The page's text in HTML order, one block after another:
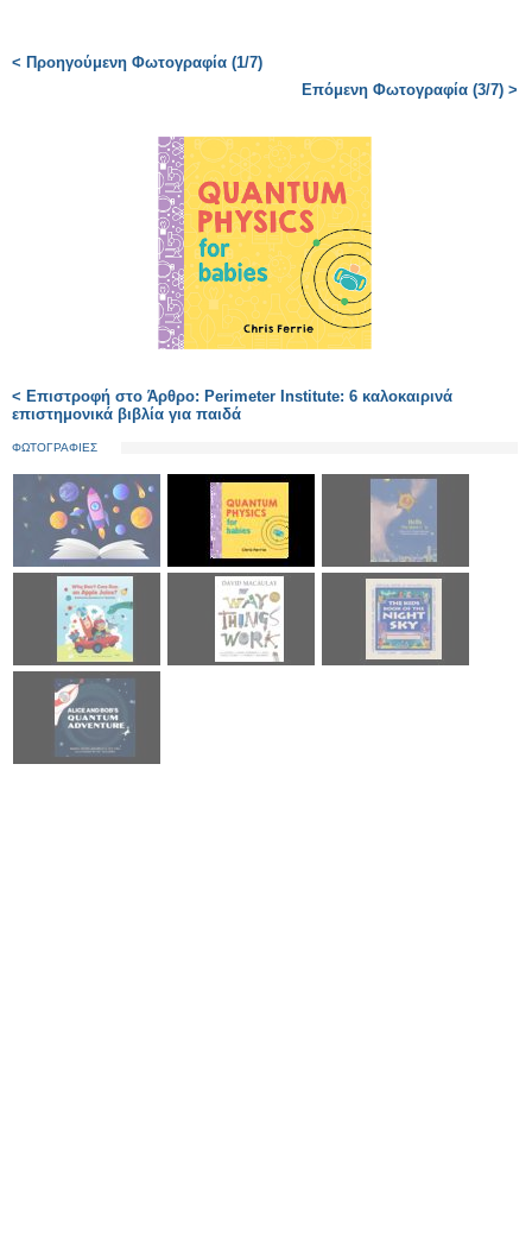
< Προηγούμενη Φωτογραφία (1/7)
Επόμενη Φωτογραφία (3/7) >
< Επιστροφή στο Άρθρο: Perimeter Institute: 6 καλοκαιρινά
επιστημονικά βιβλία για παιδά
ΦΩΤΟΓΡΑΦΙΕΣ